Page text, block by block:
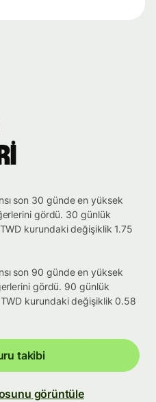
son 30 günde en yüksek
gördü. 30 günlük
kurundaki değişiklik 1.75
son 90 günde en yüksek
gördü. 90 günlük
kurundaki değişiklik 0.58
takibi
görüntüle